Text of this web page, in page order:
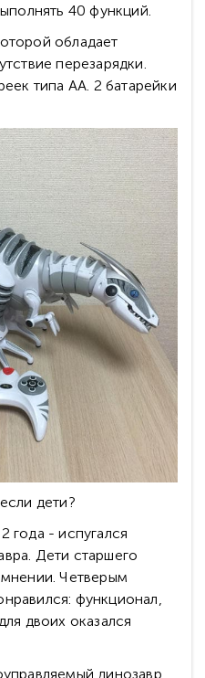
40 функций.
обладает
перезарядки.
типа АА. 2 батарейки
дети?
года - испугался
Дети старшего
мнении. Четверым
функционал,
двоих оказался
динозавр